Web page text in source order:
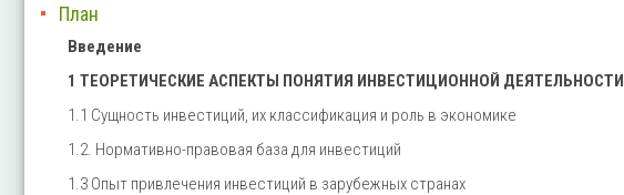
План
Введение
1 ТЕОРЕТИЧЕСКИЕ АСПЕКТЫ ПОНЯТИЯ ИНВЕСТИЦИОННОЙ ДЕЯТЕЛЬНОСТИ
1.1 Сущность инвестиций, их классификация и роль в экономике
1.2. Нормативно-правовая база для инвестиций
1.3 Опыт привлечения инвестиций в зарубежных странах